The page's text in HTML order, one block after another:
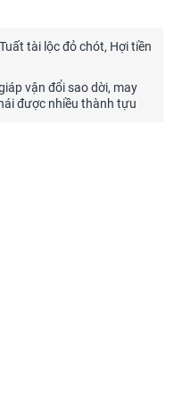
tài lộc đỏ chót, Hợi tiền
vận đổi sao dời, may
được nhiều thành tựu